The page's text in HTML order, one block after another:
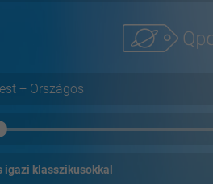
+ Országos
igazi klasszikusokkal